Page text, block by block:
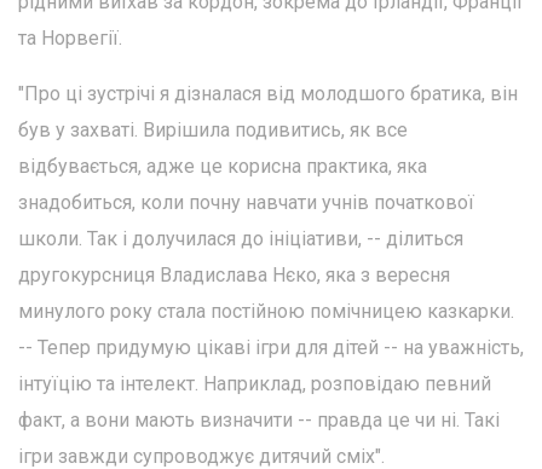
та Норвегії.
"Про ці зустрічі я дізналася від молодшого братика, він
був у захваті. Вирішила подивитись, як все
відбувається, адже це корисна практика, яка
знадобиться, коли почну навчати учнів початкової
школи. Так і долучилася до ініціативи, -- ділиться
другокурсниця Владислава Нєко, яка з вересня
минулого року стала постійною помічницею казкарки.
-- Тепер придумую цікаві ігри для дітей -- на уважність,
інтуїцію та інтелект. Наприклад, розповідаю певний
факт, а вони мають визначити -- правда це чи ні. Такі
ігри завжди супроводжує дитячий сміх".